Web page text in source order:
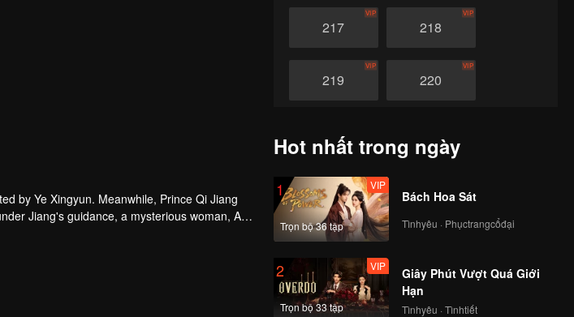
217
VIP
218
VIP
219
VIP
220
VIP
221
223
225
VIP VIP
227
VIP
228
VIP
by Ye Xingyun. Meanwhile, Prince Qi Jiang
Jiang's guidance, a mysterious woman, An
Hot nhất trong ngày
1
Trọn bộ 36 tập
VIP
Bách Hoa Sát
Tìnhyêu · Phụctrangcổđại
2
Trọn bộ 33 tập
VIP
Giây Phút Vượt Quá Giới
Hạn
Tìnhyêu · Tìnhtiết